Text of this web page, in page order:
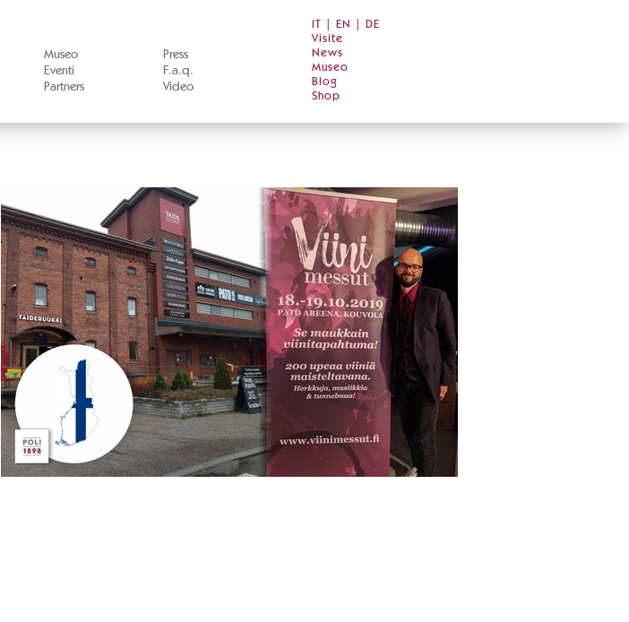
Museo
Eventi
Partners
Press
F.a.q.
Video
IT EN
DE
Visite
News
Museo
Blog
Shop